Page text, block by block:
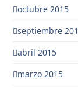
octubre 2015
septiembre
abril 2015
marzo 2015